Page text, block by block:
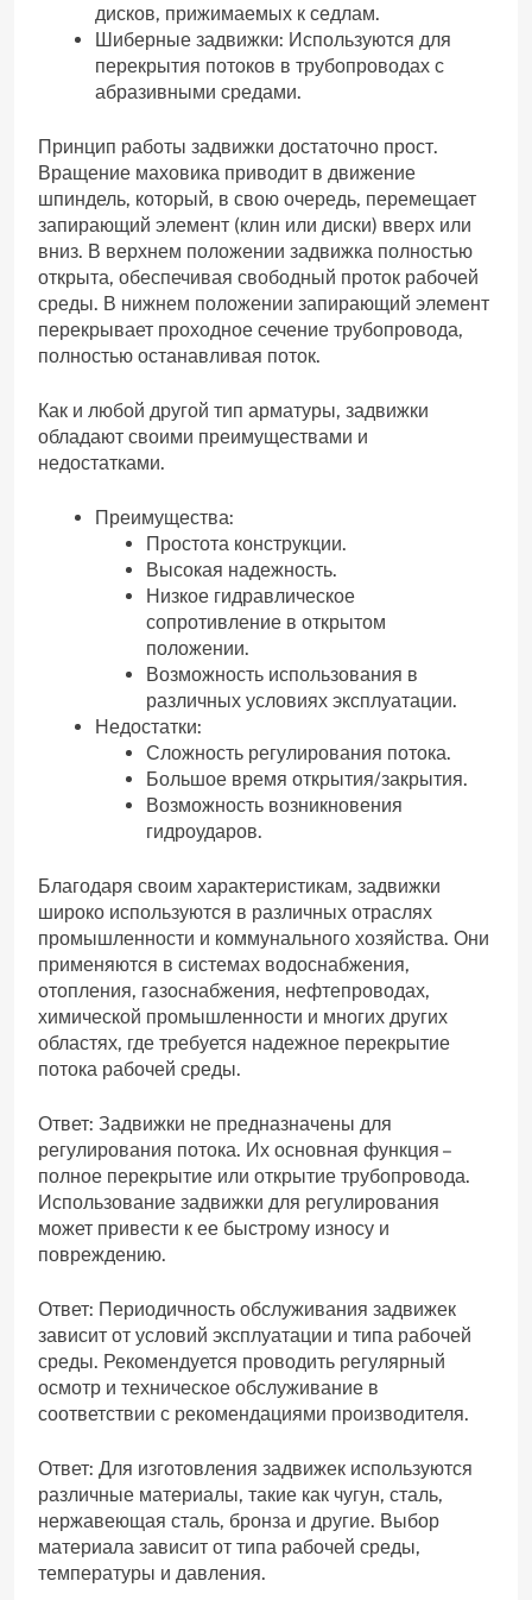
дисков‚ прижимаемых к седлам.
Шиберные задвижки: Используются для
перекрытия потоков в трубопроводах с
абразивными средами.
Принцип работы задвижки достаточно прост.
Вращение маховика приводит в движение
шпиндель‚ который‚ в свою очередь‚ перемещает
запирающий элемент (клин или диски) вверх или
вниз. В верхнем положении задвижка полностью
открыта‚ обеспечивая свободный проток рабочей
среды. В нижнем положении запирающий элемент
перекрывает проходное сечение трубопровода‚
полностью останавливая поток.
Как и любой другой тип арматуры‚ задвижки
обладают своими преимуществами и
недостатками.
Преимущества:
Простота конструкции.
Высокая надежность.
Низкое гидравлическое
сопротивление в открытом
положении.
Возможность использования в
различных условиях эксплуатации.
Недостатки:
Сложность регулирования потока.
Большое время открытия/закрытия.
Возможность возникновения
гидроударов.
Благодаря своим характеристикам‚ задвижки
широко используются в различных отраслях
промышленности и коммунального хозяйства. Они
применяются в системах водоснабжения‚
отопления‚ газоснабжения‚ нефтепроводах‚
химической промышленности и многих других
областях‚ где требуется надежное перекрытие
потока рабочей среды.
Ответ: Задвижки не предназначены для
регулирования потока. Их основная функция –
полное перекрытие или открытие трубопровода.
Использование задвижки для регулирования
может привести к ее быстрому износу и
повреждению.
Ответ: Периодичность обслуживания задвижек
зависит от условий эксплуатации и типа рабочей
среды. Рекомендуется проводить регулярный
осмотр и техническое обслуживание в
соответствии с рекомендациями производителя.
Ответ: Для изготовления задвижек используются
различные материалы‚ такие как чугун‚ сталь‚
нержавеющая сталь‚ бронза и другие. Выбор
материала зависит от типа рабочей среды‚
температуры и давления.